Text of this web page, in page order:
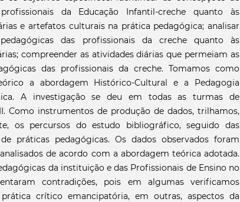
da Educação Infantil-creche quanto às
e artefatos culturais na prática pedagógica; analisar
das profissionais da creche quanto às
compreender as atividades diárias que permeiam as
das profissionais da creche. Tomamos como
a abordagem Histórico-Cultural e a Pedagogia
A investigação se deu em todas as turmas de
Como instrumentos de produção de dados, trilhamos,
os percursos do estudo bibliográfico, seguido das
de práticas pedagógicas. Os dados observados foram
de acordo com a abordagem teórica adotada.
da instituição e das Profissionais de Ensino no
contradições, pois em algumas verificamos
crítico emancipatória, em outras, aspectos da